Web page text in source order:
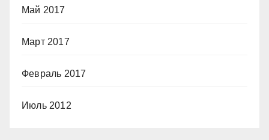
Май 2017
Март 2017
Февраль 2017
Июль 2012